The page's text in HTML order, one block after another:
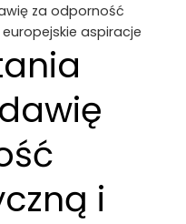
za odporność
aspiracje
i